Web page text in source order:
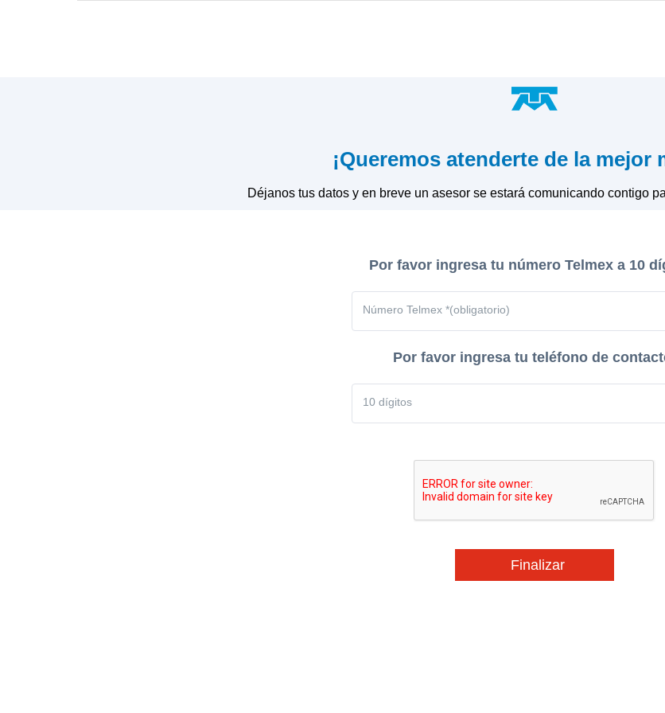
¡Queremos atenderte de la mejor
Déjanos tus datos y en breve un asesor se estará comunicando contigo
Por favor ingresa tu número Telmex a 10
Número Telmex *(obligatorio)
Por favor ingresa tu teléfono de
10 dígitos